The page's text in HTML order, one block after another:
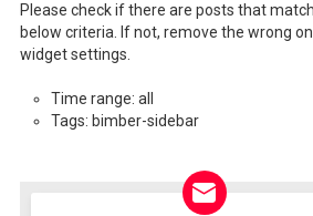
Please check if there are posts that
below criteria. If not, remove the wrong
widget settings.
Time range: all
Tags: bimber-sidebar